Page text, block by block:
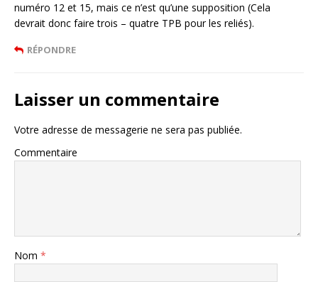
numéro 12 et 15, mais ce n’est qu’une supposition (Cela
devrait donc faire trois – quatre TPB pour les reliés).
RÉPONDRE
Laisser un commentaire
Votre adresse de messagerie ne sera pas publiée.
Commentaire
Nom *